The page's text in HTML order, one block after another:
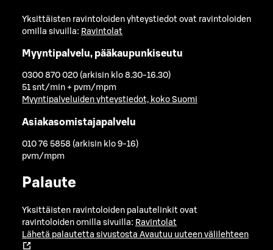
Yksittäisten ravintoloiden yhteystiedot ovat ravintoloiden
omilla sivuilla: Ravintolat
Myyntipalvelu, pääkaupunkiseutu
0300 870 020 (arkisin klo 8.30-16.30)
51 snt/min + pvm/mpm
Myyntipalveluiden yhteystiedot, koko Suomi
Asiakasomistajapalvelu
010 76 5858 (arkisin klo 9-16)
pvm/mpm
Palaute
Yksittäisten ravintoloiden palautelinkit ovat
ravintoloiden omilla sivuilla: Ravintolat
Lähetä palautetta sivustosta Avautuu uuteen välilehteen